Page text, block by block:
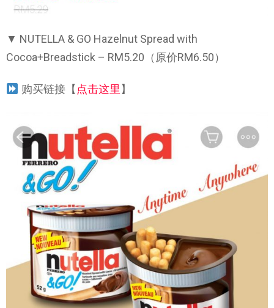
▼ NUTELLA & GO Hazelnut Spread with
Cocoa+Breadstick – RM5.20（原价RM6.50）
购买链接【 点击这里 】